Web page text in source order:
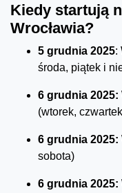
Kiedy startują
Wrocławia?
5 grudnia 2025:
środa, piątek i
6 grudnia 2025:
(wtorek,
6 grudnia 2025:
sobota)
6 grudnia 2025: